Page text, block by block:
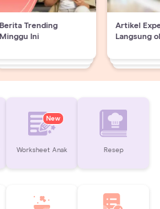
Berita Trending
Minggu Ini
Artikel
Langsung
New
Worksheet Anak Resep